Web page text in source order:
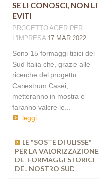
SE LI CONOSCI, NON LI
EVITI
PROGETTO AGER PER
L'IMPRESA17 MAR 2022
Sono 15 formaggi tipici del
Sud Italia che, grazie alle
ricerche del progetto
Canestrum Casei,
metteranno in mostra e
faranno valere le...
leggi
LE "SOSTE DI ULISSE"
PER LA VALORIZZAZIONE
DEI FORMAGGI STORICI
DEL NOSTRO SUD